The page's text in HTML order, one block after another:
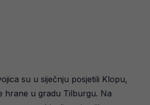
su u siječnju posjetili Klopu,
hrane u gradu Tilburgu. Na